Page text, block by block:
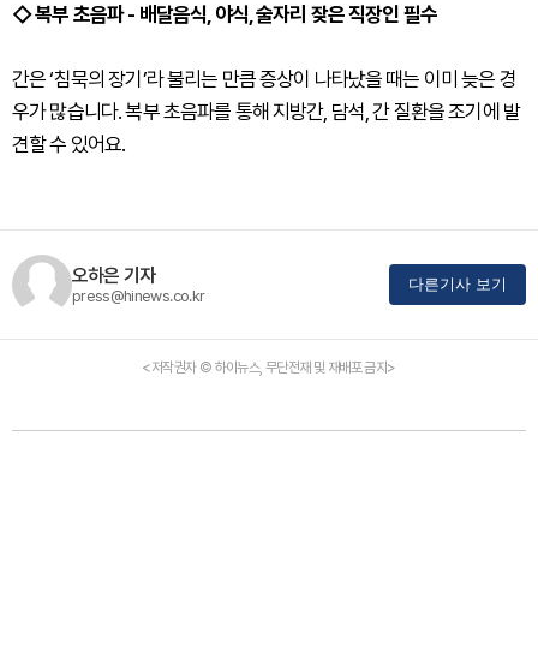
◇ 복부 초음파 - 배달음식, 야식, 술자리 잦은 직장인 필수
간은 ‘침묵의 장기’라 불리는 만큼 증상이 나타났을 때는 이미 늦은 경
우가 많습니다. 복부 초음파를 통해 지방간, 담석, 간 질환을 조기에 발
견할 수 있어요.
오하은 기자
press@hinews.co.kr
다른기사 보기
<저작권자 © 하이뉴스, 무단전재 및 재배포 금지>